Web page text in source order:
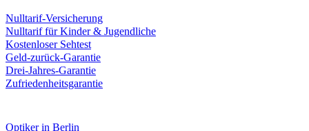
Nulltarif-Versicherung
Nulltarif für Kinder & Jugendliche
Kostenloser Sehtest
Geld-zurück-Garantie
Drei-Jahres-Garantie
Zufriedenheitsgarantie
Optiker in Berlin